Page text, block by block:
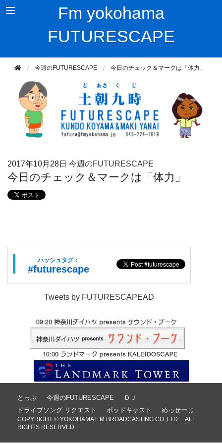
Fm yokohama
FUTURESCAPE
今週のFUTURESCAPE 今日のチェック＆マークは「体力」
2017年10月28日 今週のFUTURESCAPE
今日のチェック＆マークは「体力」
ハッシュタグ：
#futurescape
Tweets by FUTURESCAPEAD
とっぷ 今週のFUTURESCAPE
ＤＪ
ドライブソング リクエスト
ポッドキャスト めっせーじ
COPYRIGHT © YOKOHAMA F.M.BROADCASTING CO.,LTD. ALL
RIGHTS RESERVED.